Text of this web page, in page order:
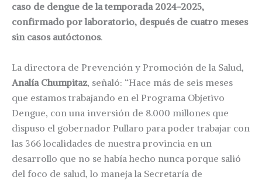
caso de dengue de la temporada 2024-2025,
confirmado por laboratorio, después de cuatro meses
sin casos autóctonos.
La directora de Prevención y Promoción de la Salud,
Analía Chumpitaz, señaló: “Hace más de seis meses
que estamos trabajando en el Programa Objetivo
Dengue, con una inversión de 8.000 millones que
dispuso el gobernador Pullaro para poder trabajar con
las 366 localidades de nuestra provincia en un
desarrollo que no se había hecho nunca porque salió
del foco de salud, lo maneja la Secretaría de